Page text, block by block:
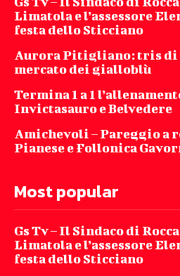
Limatola e l’assessore
festa dello Sticciano
Aurora Pitigliano: tris di
mercato dei gialloblù
Termina 1 a 1
Invictasauro e Belvedere
Amichevoli – Pareggio a
Pianese e Follonica
Most popular
Gs Tv – Il Sindaco di
Limatola e l’assessore
festa dello Sticciano